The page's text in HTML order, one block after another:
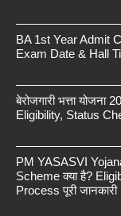
BA 1st Year Admit
Exam Date & Hall
बेरोजगारी भत्ता
Eligibility, Status
PM YASASVI
Scheme क्या है?
Process पूरी जानकारी